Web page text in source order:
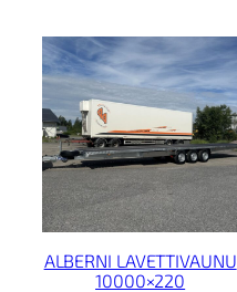
ALBERNI LAVETTIVAUNU
10000×220